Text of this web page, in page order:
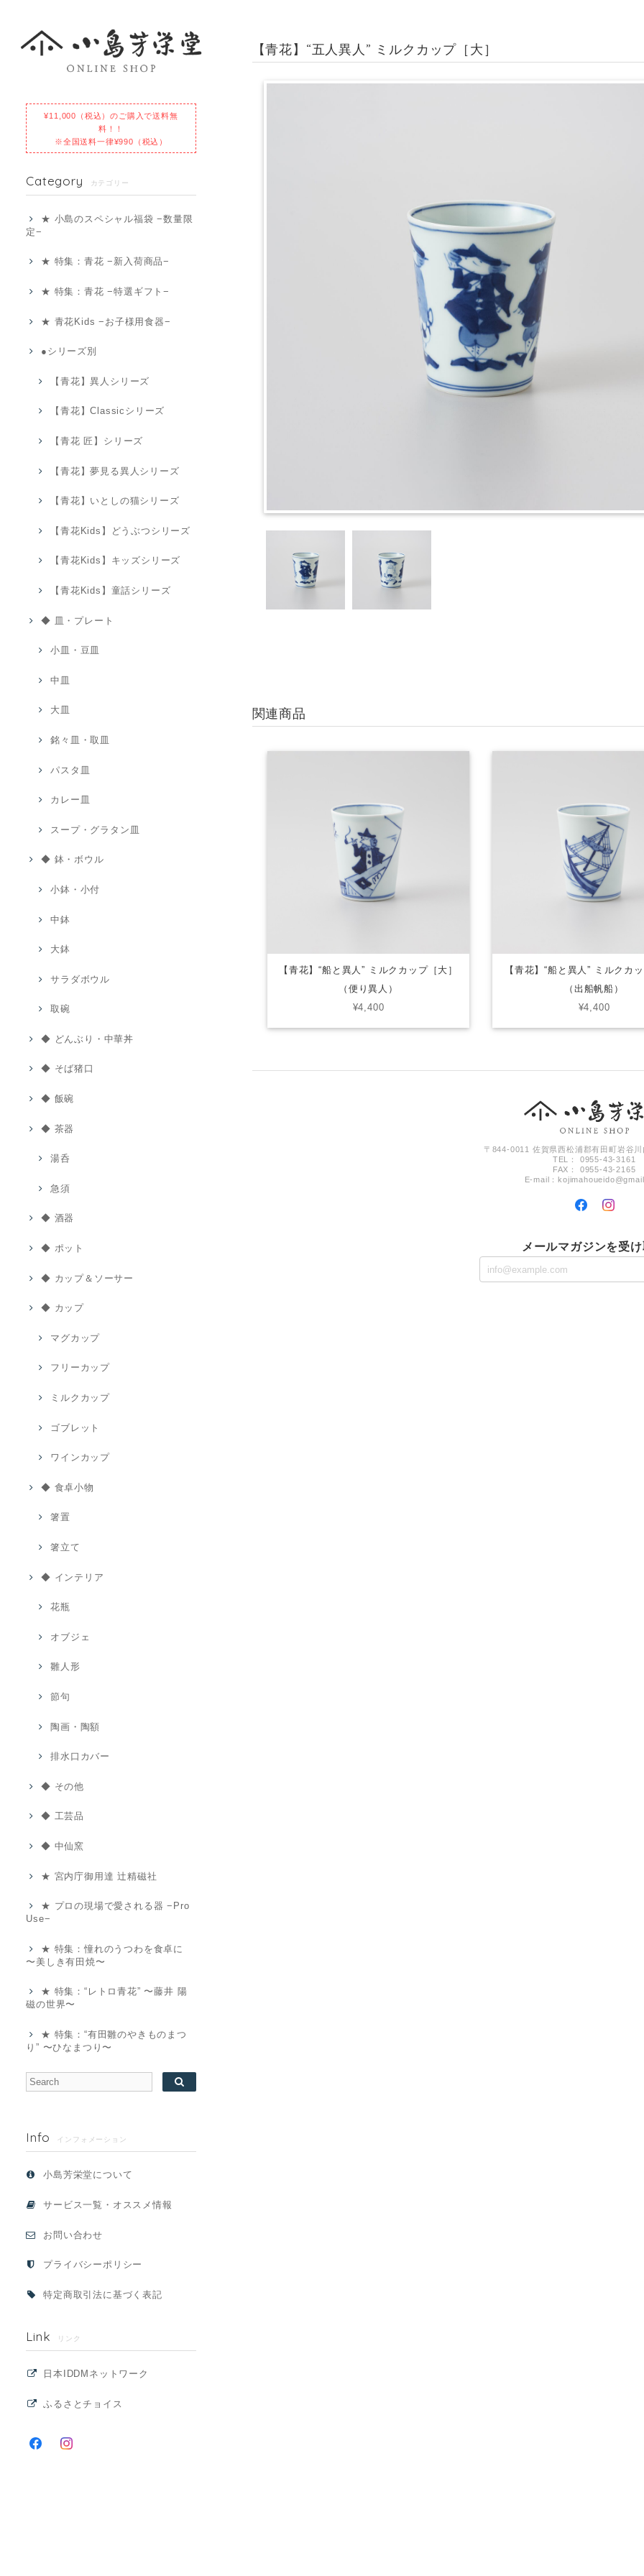
¥11,000（税込）のご購入で送料無
料！！
※全国送料一律¥990（税込）
Category カテゴリー
★ 小島のスペシャル福袋 −数量限
定−
★ 特集：青花 −新入荷商品−
★ 特集：青花 −特選ギフト−
★ 青花Kids −お子様用食器−
●シリーズ別
【青花】異人シリーズ
【青花】Classicシリーズ
【青花 匠】シリーズ
【青花】夢見る異人シリーズ
【青花】いとしの猫シリーズ
【青花Kids】どうぶつシリーズ
【青花Kids】キッズシリーズ
【青花Kids】童話シリーズ
◆ 皿・プレート
小皿・豆皿
中皿
大皿
銘々皿・取皿
パスタ皿
カレー皿
スープ・グラタン皿
◆ 鉢・ボウル
小鉢・小付
中鉢
大鉢
サラダボウル
取碗
◆ どんぶり・中華丼
◆ そば猪口
◆ 飯碗
◆ 茶器
湯呑
急須
◆ 酒器
◆ ポット
◆ カップ＆ソーサー
◆ カップ
マグカップ
フリーカップ
ミルクカップ
ゴブレット
ワインカップ
◆ 食卓小物
箸置
箸立て
◆ インテリア
花瓶
オブジェ
雛人形
節句
陶画・陶額
排水口カバー
◆ その他
◆ 工芸品
◆ 中仙窯
★ 宮内庁御用達 辻精磁社
★ プロの現場で愛される器 −Pro
Use−
★ 特集：憧れのうつわを食卓に
〜美しき有田焼〜
★ 特集：“レトロ青花” 〜藤井 陽
磁の世界〜
★ 特集：“有田雛のやきものまつ
り” 〜ひなまつり〜
Info インフォメーション
小島芳栄堂について
サービス一覧・オススメ情報
お問い合わせ
プライバシーポリシー
特定商取引法に基づく表記
Link リンク
日本IDDMネットワーク
ふるさとチョイス
【青花】“五人異人” ミルクカップ［大］
関連商品
【青花】“船と異人” ミルクカップ［大］
（便り異人）
¥4,400
【青花】“船と異人” ミルクカ
（出船帆船）
¥4,400
〒844-0011 佐賀県西松浦郡有田町岩谷
TEL： 0955-43-3161
FAX： 0955-43-2165
E-mail：
メールマガジンを受